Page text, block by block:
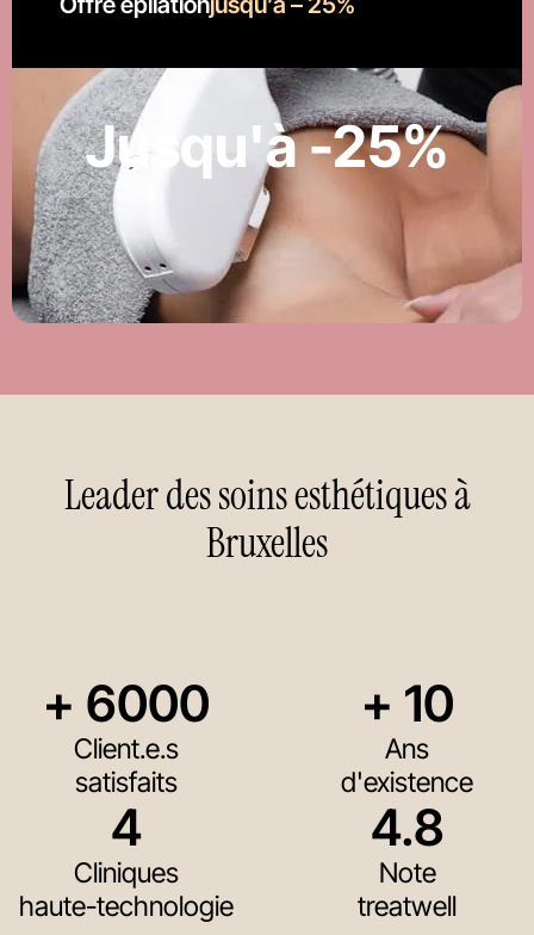
Jusqu'à -25%
Leader des soins esthétiques à
Bruxelles
Client.e.s
satisfaits
+ 6000
Ans
d'existence
+ 10
Cliniques
haute-technologie
4
Note
treatwell
4.8